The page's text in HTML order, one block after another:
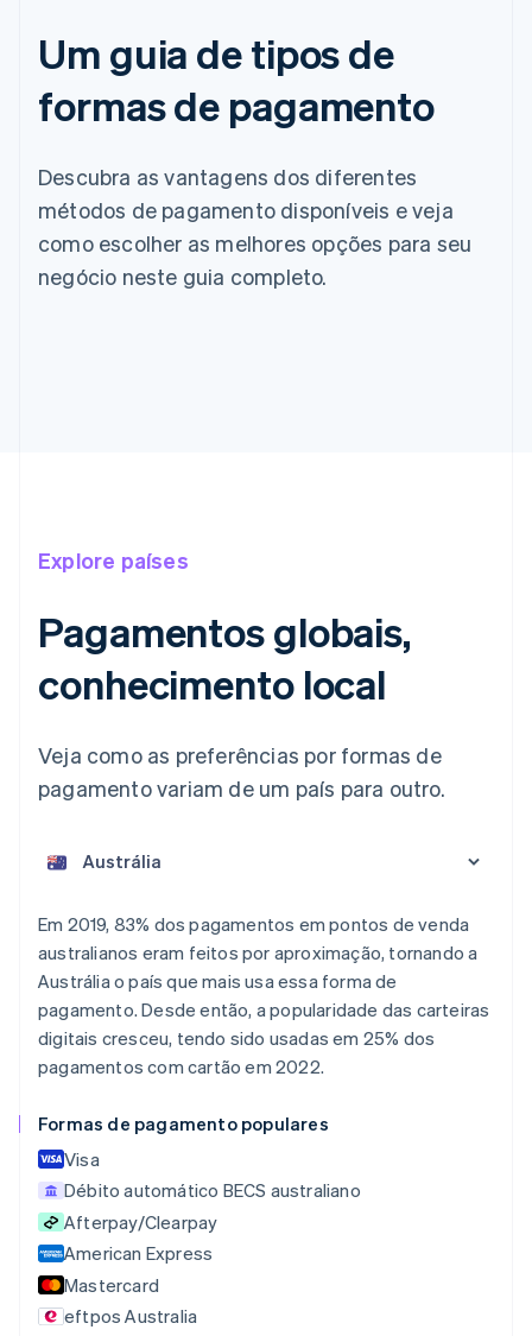
Um guia de tipos de
formas de pagamento
Descubra as vantagens dos diferentes
métodos de pagamento disponíveis e veja
como escolher as melhores opções para seu
negócio neste guia completo.
Explore países
Pagamentos globais,
conhecimento local
Veja como as preferências por formas de
pagamento variam de um país para outro.
Em 2019, 83% dos pagamentos em pontos de venda
australianos eram feitos por aproximação, tornando a
Austrália o país que mais usa essa forma de
pagamento. Desde então, a popularidade das carteiras
digitais cresceu, tendo sido usadas em 25% dos
pagamentos com cartão em 2022.
Formas de pagamento populares
Visa
Débito automático BECS australiano
Afterpay/Clearpay
American Express
Mastercard
eftpos Australia
DeutschEnglish
Austrália
English
Áustria
NederlandsFrançaisDeutschEnglish
Brasil
Português English
English
Canadá
English Français
简体中文English